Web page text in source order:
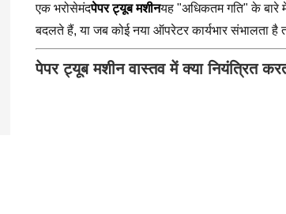
एक भरोसेमंदपेपर ट्यूब मशीनयह "अधिकतम गति" के
बदलते हैं, या जब कोई नया ऑपरेटर कार्यभार संभालता है
पेपर ट्यूब मशीन वास्तव में क्या नियंत्रित